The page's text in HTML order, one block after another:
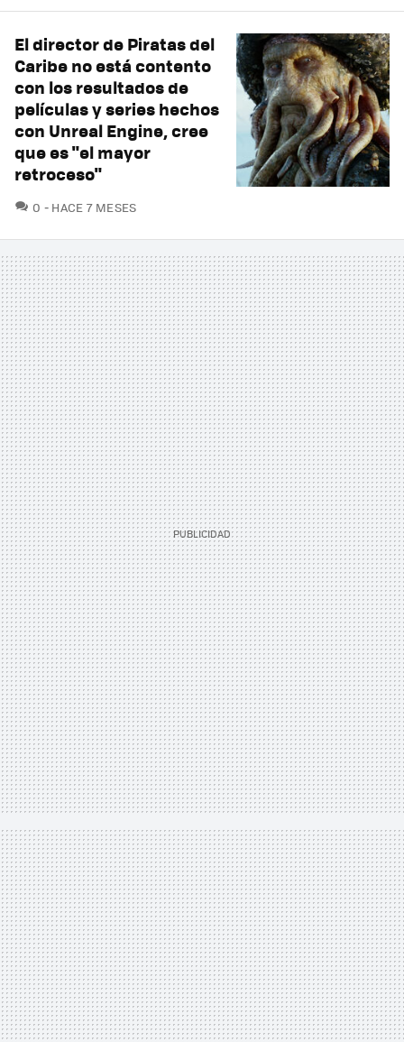
El director de Piratas del
Caribe no está contento
con los resultados de
películas y series hechos
con Unreal Engine, cree
que es "el mayor
retroceso"
0 COMENTARIOS
HACE 7 MESES